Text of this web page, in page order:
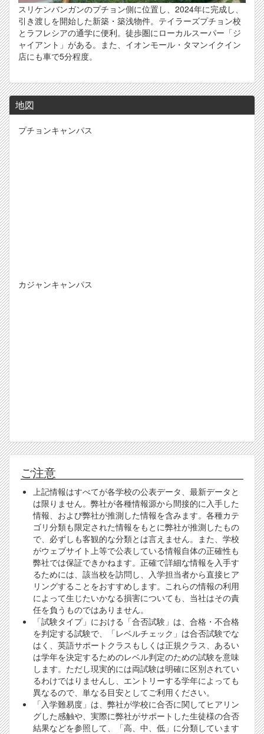
スリケンバンガンのプチョン側に位置し、2024年に完成し、
引き渡しを開始した新築・築浅物件。テイラーズプチョン校
とラフレシアの通学に便利。徒歩圏にローカルスーパー「ジ
ャイアント」がある。また、イオンモール・タマンイクイン
店にも車で5分程度。
地図
プチョンキャンパス
カジャンキャンパス
ご注意
上記情報はすべてが各学校の公表データ、最新データと
は限りません。弊社が各種情報源から間接的に入手した
情報、および弊社が推測した情報を含みます。各種カテ
ゴリ分類も限定された情報をもとに弊社が推測したもの
で、必ずしも客観的な分類とは言えません。また、学校
がウェブサイト上等で公表している情報自体の正確性も
弊社では保証できかねます。正確で詳細な情報を入手す
るためには、該当校を訪問し、入学担当者から直接ヒア
リングすることをおすすめします。これらの情報の利用
によって生じたいかなる損害についても、当社はその責
任を負うものではありません。
「試験タイプ」における「合否試験」は、合格・不合格
を判定する試験で、「レベルチェック」は合否試験でな
はく、英語サポートクラスもしくは正規クラス、あるい
は学年を決定するためのレベル判定のための試験を意味
します。ただし現実的には両試験は明確に区別されてい
るわけではりませんし、エントリーする学年によっても
異なるので、単なる目安としてご利用ください。
「入学難易度」は、弊社が学校に合否に関してヒアリン
グした感触や、実際に弊社がサポートした生徒様の合否
結果などを参照して、「高、中、低」に分類しています